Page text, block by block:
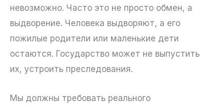
невозможно. Часто это не просто обмен, а
выдворение. Человека выдворяют, а его
пожилые родители или маленькие дети
остаются. Государство может не выпустить
их, устроить преследования.
Мы должны требовать реального